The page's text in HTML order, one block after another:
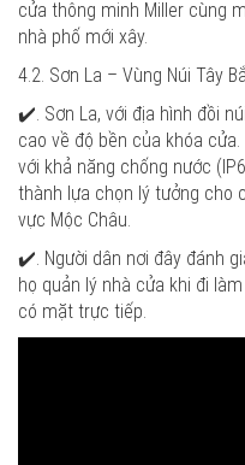
cửa thông minh Miller cùng
nhà phố mới xây.
4.2. Sơn La – Vùng Núi Tây
✔️. Sơn La, với địa hình đồi
cao về độ bền của khóa
với khả năng chống nước
thành lựa chọn lý tưởng cho
vực Mộc Châu.
✔️. Người dân nơi đây đánh
họ quản lý nhà cửa khi đi
có mặt trực tiếp.